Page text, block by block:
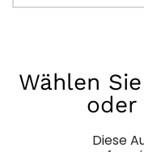
Wählen
oder
Diese